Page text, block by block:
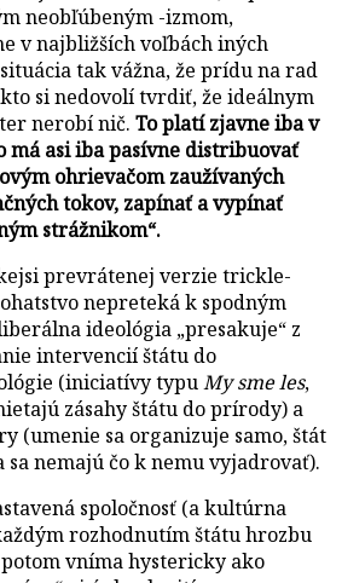
neobľúbeným -izmom,
v najbližších voľbách iných
tak vážna, že prídu na rad
si nedovolí tvrdiť, že ideálnym
nerobí nič. To platí zjavne iba v
asi iba pasívne distribuovať
ohrievačom zaužívaných
tokov, zapínať a vypínať
strážnikom“.
prevrátenej verzie trickle-
nepreteká k spodným
ideológia „presakuje“ z
intervencií štátu do
(iniciatívy typuMy sme les,
zásahy štátu do prírody) a
(umenie sa organizuje samo, štát
sa nemajú čo k nemu vyjadrovať).
spoločnosť (a kultúrna
rozhodnutím štátu hrozbu
vníma hystericky ako